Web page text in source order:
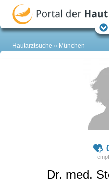
Hautarztsuche München
Dr. med.